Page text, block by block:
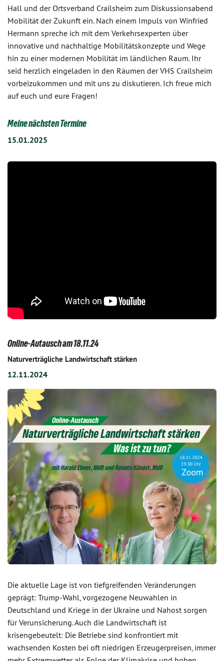
Hall und der Ortsverband Crailsheim zum Diskussionsabend
Mobilität der Zukunft ein. Nach einem Impuls von Winfried
Hermann spreche ich mit dem Verkehrsexperten über
innovative und nachhaltige Mobilitätskonzepte und Wege
hin zu einer modernen Mobilität im ländlichen Raum. Ihr
seid herzlich eingeladen in den Räumen der VHS Crailsheim
vorbeizukommen und mit uns zu diskutieren. Ich freue mich
auf euch und eure Fragen!
Meine nächsten Termine
15.01.2025
Online-Autausch am 18.11.24
Naturverträgliche Landwirtschaft stärken
12.11.2024
Die aktuelle Lage ist von tiefgreifenden Veränderungen
geprägt: Trump-Wahl, vorgezogene Neuwahlen in
Deutschland und Kriege in der Ukraine und Nahost sorgen
für Verunsicherung. Auch die Landwirtschaft ist
krisengebeutelt: Die Betriebe sind konfrontiert mit
wachsenden Kosten bei oft niedrigen Erzeugerpreisen, immer